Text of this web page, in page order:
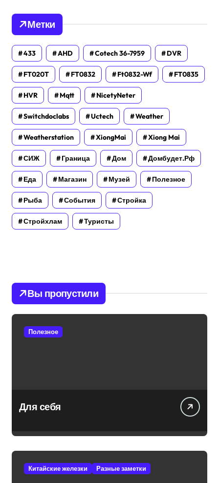
Метки
433 AHD Cotech 36-7959 DVR
FT020T FT0832 Ft0832-Wf FT0835
HVR Mqtt NicetyNeter
Switchdoclabs Uctech Weather
Weatherstation XiongMai Xiong Mai
СИЖ Граница Дом Домбудет.рф
Еда Магазин Музей Полезное
Рыба События Стройка
Стройхлам Туристы
Вы пропустили
Полезное
Для себя
Китайские железки Разные заметки